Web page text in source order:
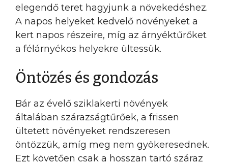
elegendő teret hagyjunk a növekedéshez.
A napos helyeket kedvelő növényeket a
kert napos részeire, míg az árnyéktűrőket
a félárnyékos helyekre ültessük.
Öntözés és gondozás
Bár az évelő sziklakerti növények
általában szárazságtűrőek, a frissen
ültetett növényeket rendszeresen
öntözzük, amíg meg nem gyökeresednek.
Ezt követően csak a hosszan tartó száraz